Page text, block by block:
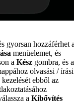
gyorsan hozzáférhet
menüelemet, és
a Kész gombra, és
olvasási / írási
ebből az
a Kibővítés